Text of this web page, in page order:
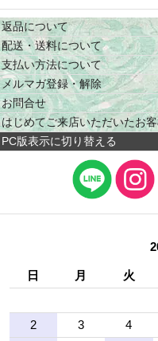
返品について
配送・送料について
支払い方法について
メルマガ登録・解除
お問合せ
はじめてご来店いただいたお
PC版表示に切り替える
日 月 火
2
3 4